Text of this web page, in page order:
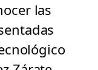
las